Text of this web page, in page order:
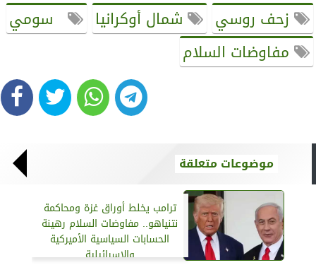
زحف روسي شمال أوكرانيا
سومي
مفاوضات السلام
موضوعات متعلقة
ترامب يخلط أوراق غزة ومحاكمة
نتنياهو.. مفاوضات السلام رهينة
الحسابات السياسية الأميركية
والإسرائيلية